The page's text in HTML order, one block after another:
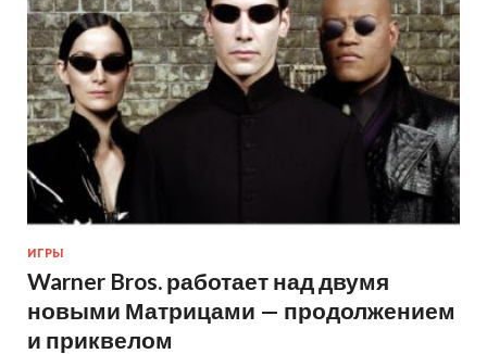
ИГРЫ
Warner Bros. работает над двумя
новыми Матрицами — продолжением
и приквелом